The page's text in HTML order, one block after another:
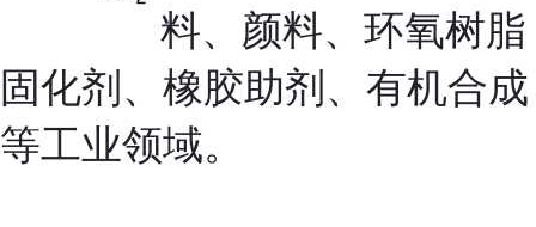
料、颜料、环氧树脂
固化剂、橡胶助剂、有机合成
等工业领域。